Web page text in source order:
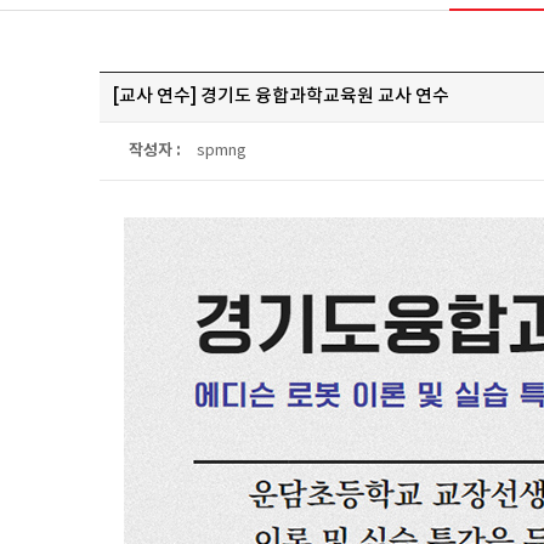
[교사 연수] 경기도 융합과학교육원 교사 연수
작성자 : spmng